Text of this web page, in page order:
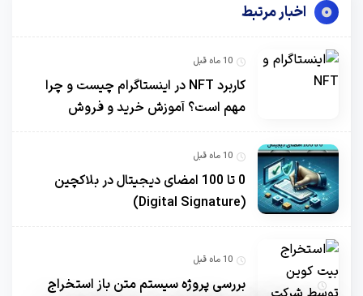
اخبار مرتبط
10 ماه قبل
کاربرد NFT در اینستاگرام چیست و چرا
مهم است؟ آموزش خرید و فروش
10 ماه قبل
0 تا 100 امضای دیجیتال در بلاکچین
(Digital Signature)
10 ماه قبل
بررسی پروژه سیستم متن باز استخراج
10 ماه قبل